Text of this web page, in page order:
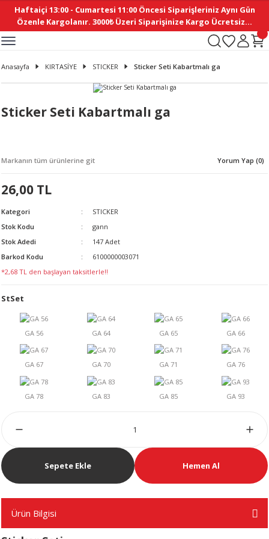
Haftaiçi 13:00 - Cumartesi 11:00 Öncesi Siparişleriniz Aynı Gün
Özenle Kargolanır. 3000₺ Üzeri Siparişinize Kargo Ücretsiz...
Geri Dön
Geri Dön
YASTIKLAR
Geri Dön
Geri Dön
YAPIMI
Geri Dön
Geri Dön
- DAİRESEL
Geri Dön
Geri Dön
Geri Dön
Geri Dön
Geri Dön
Geri Dön
Geri Dön
Geri Dön
Geri Dön
AKSESUAR
Geri Dön
Geri Dön
Geri Dön
Geri Dön
Geri Dön
Geri Dön
Anasayfa KIRTASİYE STICKER Sticker Seti Kabartmalı ga
Sticker Seti Kabartmalı ga
Markanın tüm ürünlerine git Yorum Yap (0)
26,00 TL
Kategori
STICKER
Stok Kodu
gann
Stok Adedi
147 Adet
Barkod Kodu
6100000003071
*2,68 TL den başlayan taksitlerle!!
StSet
Sepete Ekle Hemen Al
Ürün Bilgisi